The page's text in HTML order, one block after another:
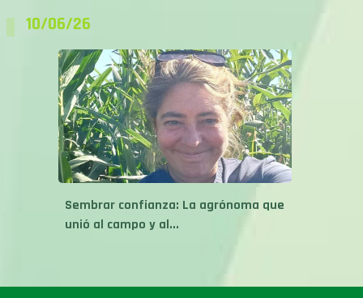
10/06/26
Sembrar confianza: La agrónoma que
unió al campo y al...